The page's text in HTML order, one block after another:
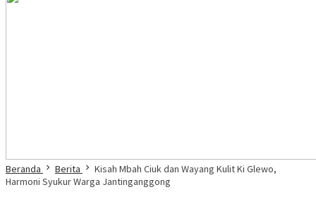
Beranda Berita
Kisah Mbah Ciuk dan Wayang Kulit Ki Glewo,
Harmoni Syukur Warga Jantinganggong